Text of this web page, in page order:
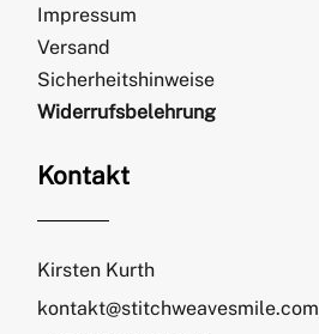
Impressum
Versand
Sicherheitshinweise
Widerrufsbelehrung
Kontakt
Kirsten Kurth
kontakt@stitchweavesmile.com